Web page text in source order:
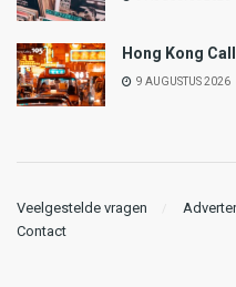
Hong Kong
9 AUGUSTUS 2026
Veelgestelde vragen
Contact